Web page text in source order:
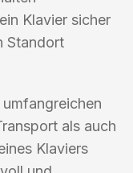
Klavier sicher
Standort
als auch
Klaviers